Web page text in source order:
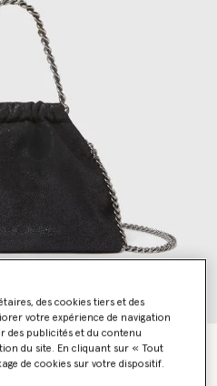
de serrage Falabella
des cookies tiers et des
votre expérience de navigation
des publicités et du contenu
du site. En cliquant sur « Tout
de cookies sur votre dispositif.